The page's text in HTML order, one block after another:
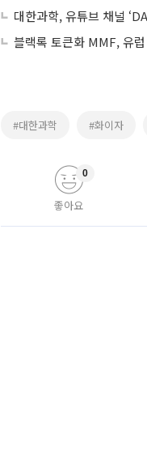
대한과학, 유튜브 채널
블랙록 토큰화 MMF, 유럽
#대한과학 #화이자
좋아요
0